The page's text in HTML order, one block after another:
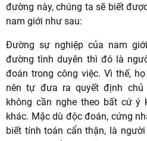
đường này, chúng ta sẽ biết
nam giới như sau:
Đường sự nghiệp của nam
đường tình duyên thì đó là
đoán trong công việc. Vì thế,
nên tự đưa ra quyết định chủ
không cần nghe theo bất cứ ý
khác. Mặc dù độc đoán, cứng
biết tính toán cẩn thận, là